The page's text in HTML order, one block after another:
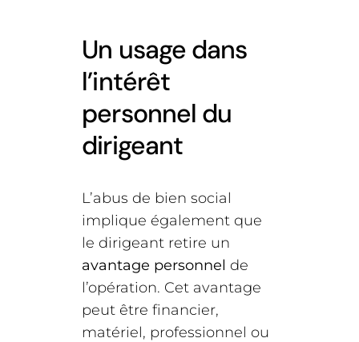
Un usage dans
l’intérêt
personnel du
dirigeant
L’abus de bien social
implique également que
le dirigeant retire un
avantage personnel de
l’opération. Cet avantage
peut être financier,
matériel, professionnel ou